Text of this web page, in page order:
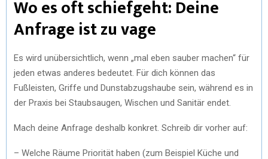
Wo es oft schiefgeht: Deine
Anfrage ist zu vage
Es wird unübersichtlich, wenn „mal eben sauber machen“ für
jeden etwas anderes bedeutet. Für dich können das
Fußleisten, Griffe und Dunstabzugshaube sein, während es in
der Praxis bei Staubsaugen, Wischen und Sanitär endet.
Mach deine Anfrage deshalb konkret. Schreib dir vorher auf:
– Welche Räume Priorität haben (zum Beispiel Küche und